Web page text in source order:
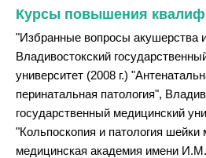
Курсы повышения
"Избранные вопросы акушерства и
Владивостокский
университет (2008 г.)
перинатальная патология",
государственный медицинский
"Кольпоскопия и патология шейки
медицинская академия имени